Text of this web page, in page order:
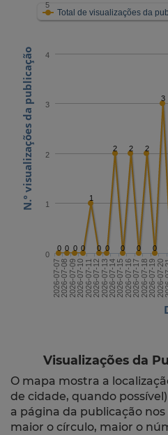
N.º visualizações da publicação
0 0 0 0
1
0 0
2
0
2
0
2
0
3
Total de visualizações da
2026-07-072026-07-082026-07-092026-07-102026-07-112026-07-122026-07-132026-07-142026-07-152026-07-162026-07-172026-07-182026-07-192026-07-20
0
1
2
3
4
5
Visualizações da
O mapa mostra a
de cidade, quando
a página da publicação
maior o círculo, maior o